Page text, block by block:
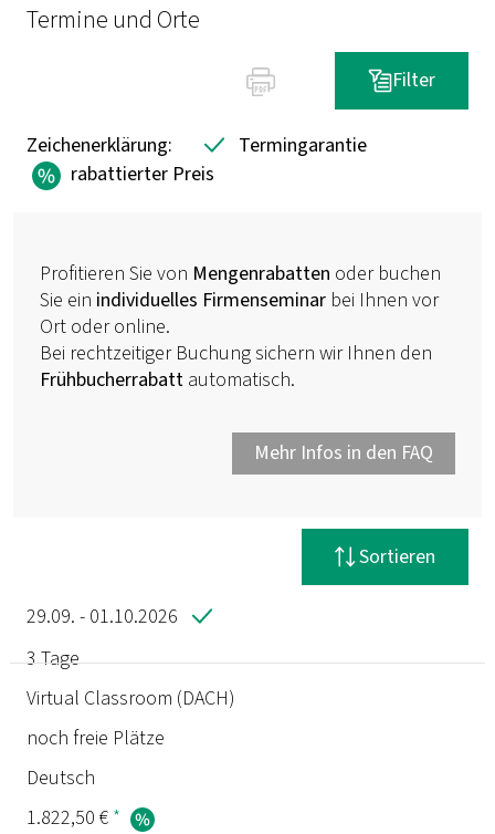
Termine und Orte
Filter
Filter zurücksetzen
Zeichenerklärung:
Termingarantie
rabattierter Preis
Profitieren Sie von Mengenrabatten oder buchen
Sie ein individuelles Firmenseminar bei Ihnen vor
Ort oder online.
Bei rechtzeitiger Buchung sichern wir Ihnen den
Frühbucherrabatt automatisch.
Mehr Infos in den FAQ
Sortieren
Termin
Dauer
Ort
29.09. - 01.10.2026
3 Tage
Virtual Classroom (DACH)
noch freie Plätze
Deutsch
1.822,50 € *